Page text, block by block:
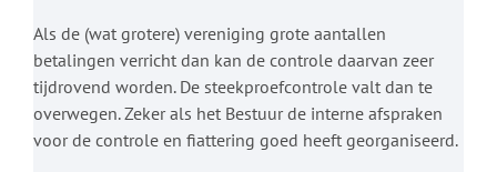
Als de (wat grotere) vereniging grote aantallen
betalingen verricht dan kan de controle daarvan zeer
tijdrovend worden. De steekproefcontrole valt dan te
overwegen. Zeker als het Bestuur de interne afspraken
voor de controle en fiattering goed heeft georganiseerd.